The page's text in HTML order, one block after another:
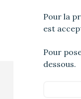
Pour la
est
Pour
dessous.